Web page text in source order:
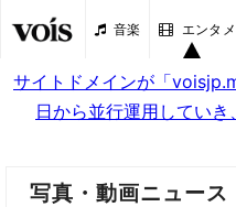
音楽 エンタメ
サイトドメインが「
日から並行運用していき
写真・動画ニュース